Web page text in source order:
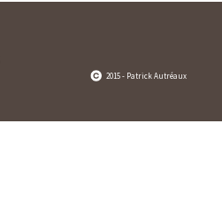
2015 - Patrick Autréaux